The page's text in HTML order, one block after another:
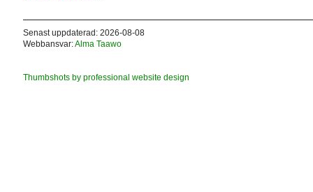
Senast uppdaterad: 2026-08-08
Webbansvar:Alma Taawo
Thumbshots by professional website design